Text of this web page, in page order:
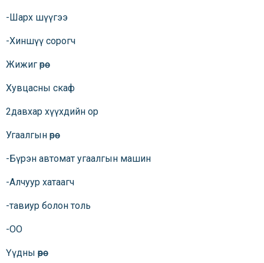
-Шарх шүүгээ
-Хиншүү сорогч
Жижиг өрөө
Хувцасны скаф
2давхар хүүхдийн ор
Угаалгын өрөө
-Бүрэн автомат угаалгын машин
-Алчуур хатаагч
-тавиур болон толь
-ОО
Үүдны өөрөө